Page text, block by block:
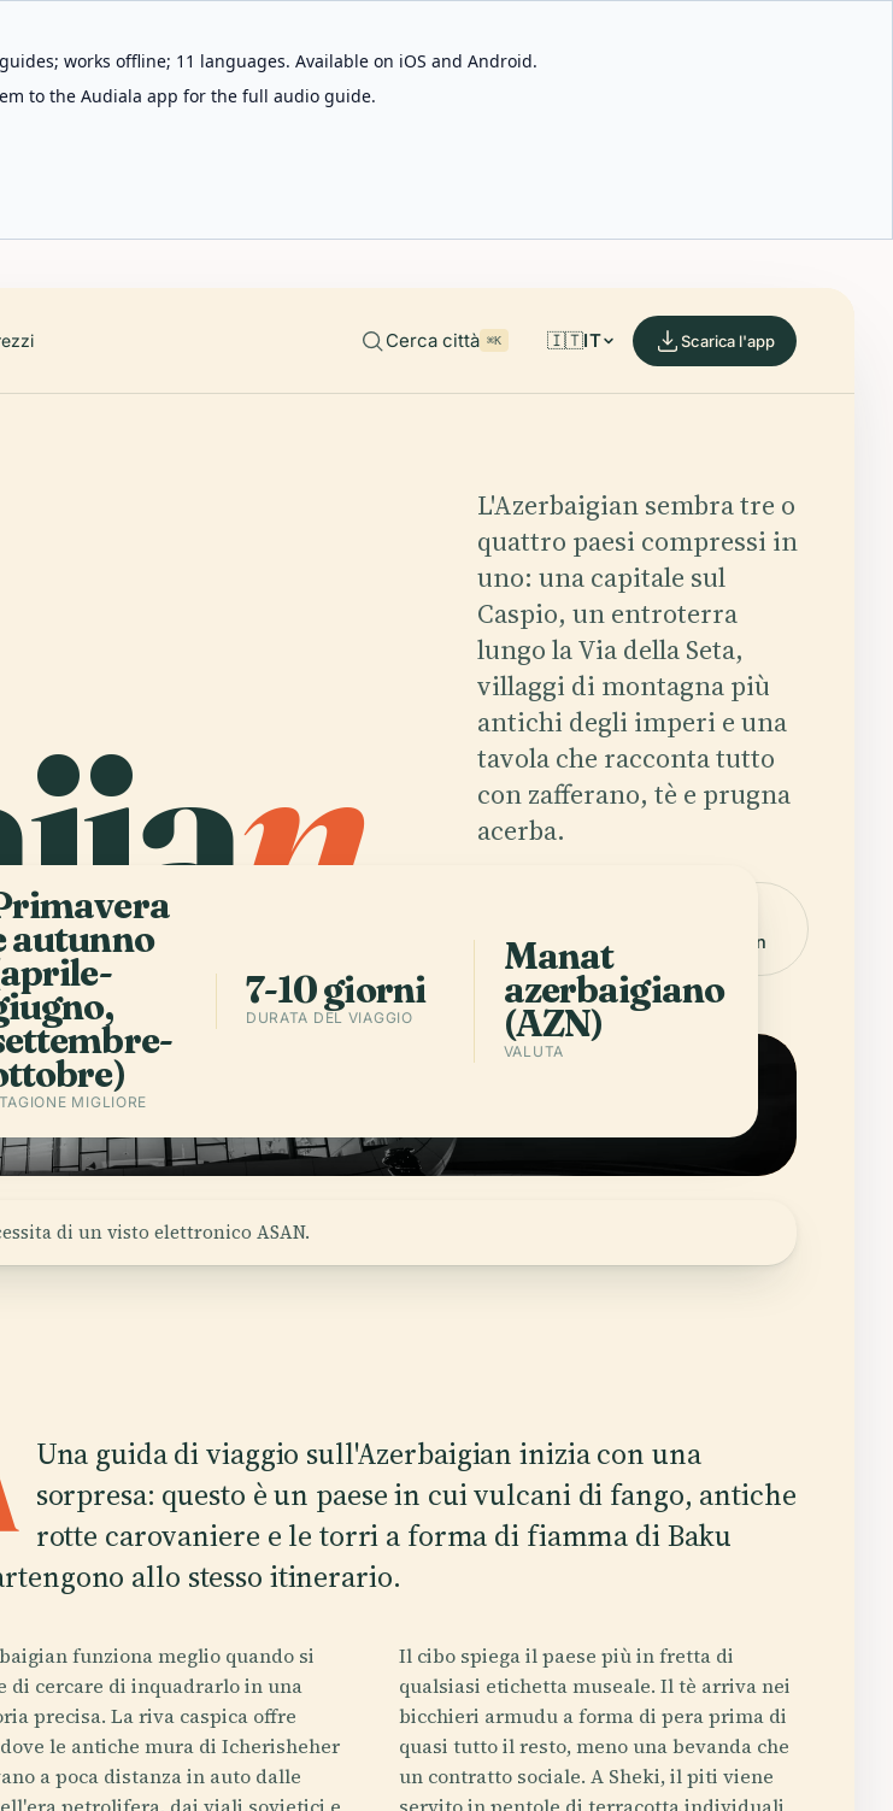
works offline; 11 languages. Available on iOS and Android.
to the Audiala app for the full audio guide.
Cerca città ⌘K 🇮🇹IT Scarica l'app
n.
L'Azerbaigian sembra tre o
quattro paesi compressi in
uno: una capitale sul
Caspio, un entroterra
lungo la Via della Seta,
villaggi di montagna più
antichi degli imperi e una
tavola che racconta tutto
con zafferano, tè e prugna
acerba.
l'app
Azerbaijan
autunno
MIGLIORE
7-10 giorni
DURATA DEL VIAGGIO
Manat
azerbaigiano
(AZN)
VALUTA
di un visto elettronico ASAN.
Una guida di viaggio sull'Azerbaigian inizia con una
sorpresa: questo è un paese in cui vulcani di fango, antiche
rotte carovaniere e le torri a forma di fiamma di Baku
allo stesso itinerario.
funziona meglio quando si
di cercare di inquadrarlo in una
precisa. La riva caspica offre
le antiche mura di Icherisheher
a poca distanza in auto dalle
Il cibo spiega il paese più in fretta di
qualsiasi etichetta museale. Il tè arriva nei
bicchieri armudu a forma di pera prima di
quasi tutto il resto, meno una bevanda che
un contratto sociale. A Sheki, il piti viene